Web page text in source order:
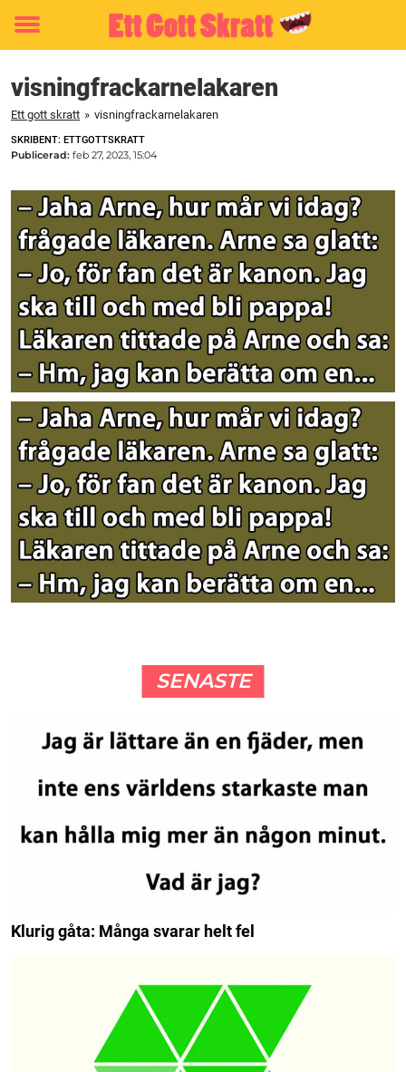
Toggle
visningfrackarnelakaren
Ett gott skratt » visningfrackarnelakaren
SKRIBENT: ETTGOTTSKRATT
Publicerad: feb 27, 2023, 15:04
SENASTE
Klurig gåta: Många svarar helt fel